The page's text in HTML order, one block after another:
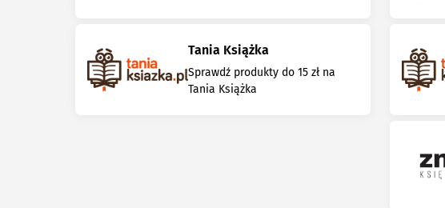
Tania Książka
Sprawdź produkty do 15 zł na
Tania Książka